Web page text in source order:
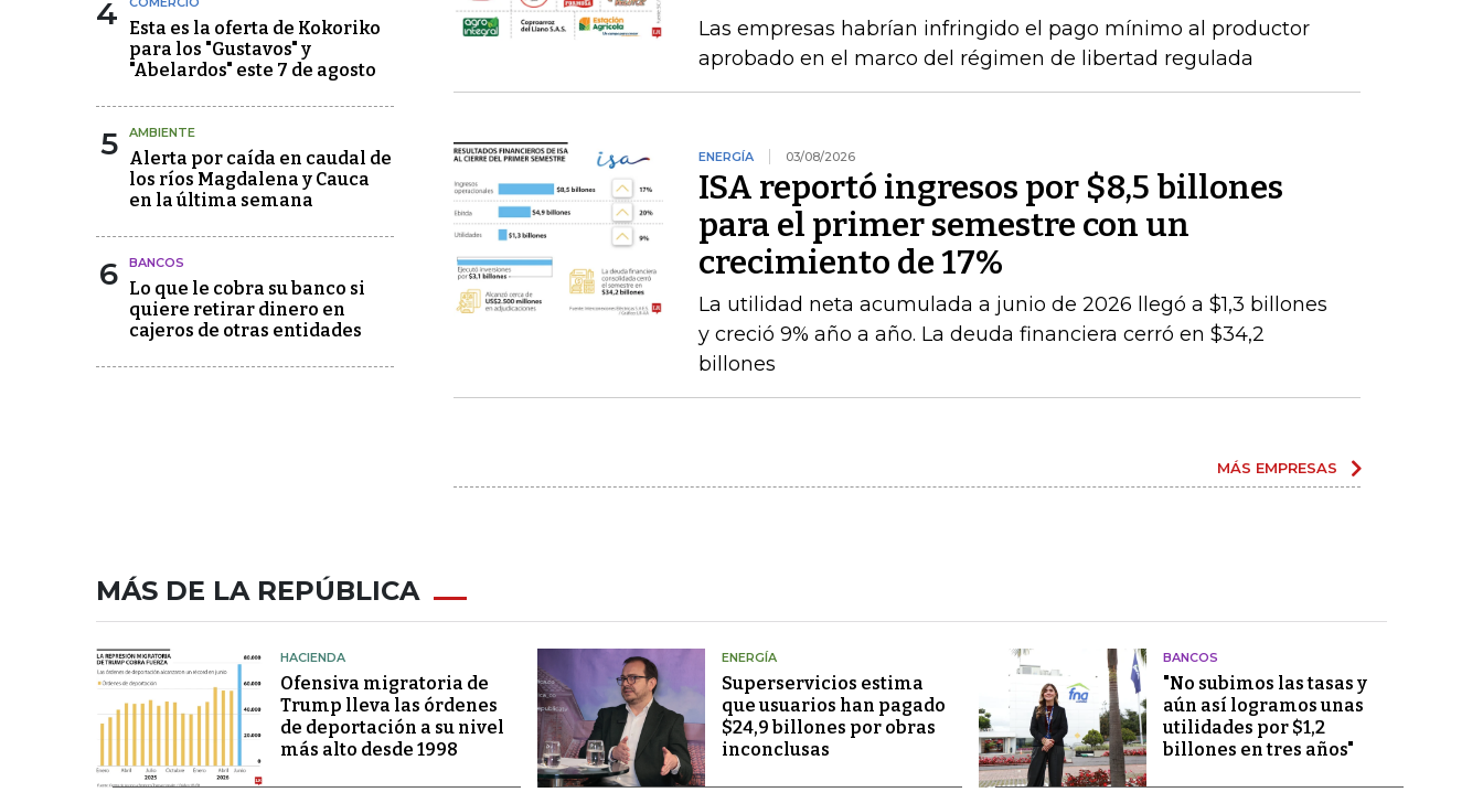
4
Esta es la oferta de Kokoriko
para los "Gustavos" y
"Abelardos" este 7 de agosto
5 AMBIENTE
Alerta por caída en caudal de
los ríos Magdalena y Cauca
en la última semana
6 BANCOS
Lo que le cobra su banco si
quiere retirar dinero en
cajeros de otras entidades
Las empresas habrían infringido el pago mínimo al productor
aprobado en el marco del régimen de libertad regulada
ENERGÍA 03/08/2026
ISA reportó ingresos por $8,5 billones
para el primer semestre con un
crecimiento de 17%
La utilidad neta acumulada a junio de 2026 llegó a $1,3 billones
y creció 9% año a año. La deuda financiera cerró en $34,2
billones
MÁS EMPRESAS
MÁS DE LA REPÚBLICA
HACIENDA
Ofensiva migratoria de
Trump lleva las órdenes
de deportación a su nivel
más alto desde 1998
ENERGÍA
Superservicios estima
que usuarios han pagado
$24,9 billones por obras
inconclusas
BANCOS
"No subimos las tasas y
aún así logramos unas
utilidades por $1,2
billones en tres años"